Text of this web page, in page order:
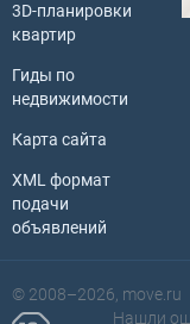
3D-планировки
квартир
Гиды по
недвижимости
Карта сайта
XML формат
подачи
объявлений
© 2008–2026, move.ru
Нашли